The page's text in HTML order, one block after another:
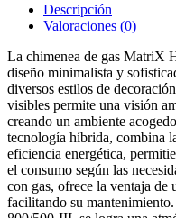
Descripción
Valoraciones (0)
La chimenea de gas MatriX
diseño minimalista y
diversos estilos de
visibles permite una visión
creando un ambiente
tecnología híbrida, combina
eficiencia energética,
el consumo según las
con gas, ofrece la ventaja de
facilitando su